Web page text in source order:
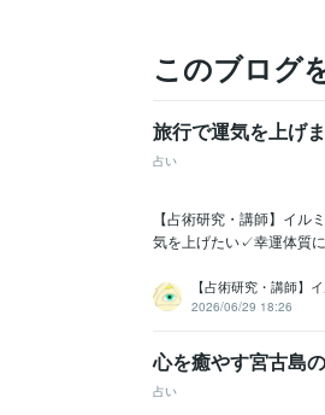
このブログ
旅行で運気を上げ
占い
【占術研究・講師】イ
気を上げたい✓幸運体質
【占術研究・講師】
2026/06/29 18:26
心を癒やす宮古島
占い